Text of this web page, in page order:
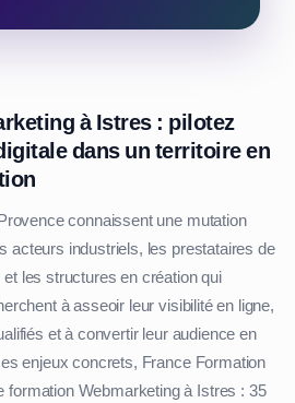
à Istres : pilotez
dans un territoire en
connaissent une mutation
acteurs industriels, les prestataires de
les structures en création qui
à asseoir leur visibilité en ligne,
et à convertir leur audience en
enjeux concrets, France Formation
formation Webmarketing à Istres : 35